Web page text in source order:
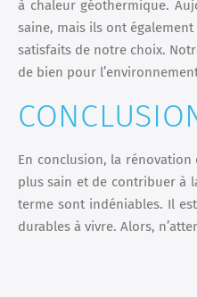
à chaleur géothermique.
saine, mais ils ont
satisfaits de notre choix.
de bien pour
En conclusion, la
plus sain et de contribuer à
terme sont indéniables. Il
durables à vivre. Alors,